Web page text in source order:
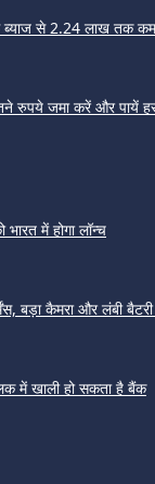
ब्याज से 2.24 लाख तक
रुपये जमा करें और पायें
में होगा लॉन्च
बड़ा कैमरा और लंबी
में खाली हो सकता है बैंक